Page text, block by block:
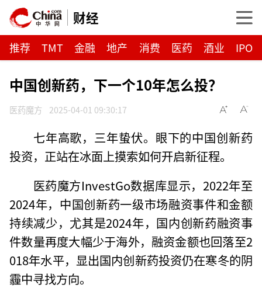
财经
推荐 TMT 金融 地产 消费 医药 酒业 IPO
中国创新药，下一个10年怎么投？
医药魔方 2025-04-01 09:30:17
七年高歌，三年蛰伏。眼下的中国创新药
投资，正站在冰面上摸索如何开启新征程。
医药魔方InvestGo数据库显示，2022年至
2024年，中国创新药一级市场融资事件和金额
持续减少，尤其是2024年，国内创新药融资事
件数量再度大幅少于海外，融资金额也回落至2
018年水平，显出国内创新药投资仍在寒冬的阴
霾中寻找方向。